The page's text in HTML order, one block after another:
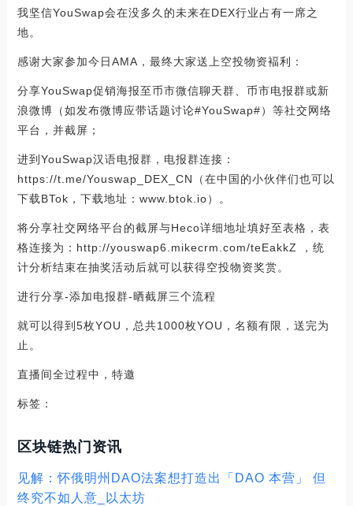
我坚信YouSwap会在没多久的未来在DEX行业占有一席之
地。
感谢大家参加今日AMA，最终大家送上空投物资褔利：
分享YouSwap促销海报至币市微信聊天群、币市电报群或新
浪微博（如发布微博应带话题讨论#YouSwap#）等社交网络
平台，并截屏；
进到YouSwap汉语电报群，电报群连接：
https://t.me/Youswap_DEX_CN（在中国的小伙伴们也可以
下载BTok，下载地址：www.btok.io）。
将分享社交网络平台的截屏与Heco详细地址填好至表格，表
格连接为：http://youswap6.mikecrm.com/teEakkZ ，统
计分析结束在抽奖活动后就可以获得空投物资奖赏。
进行分享-添加电报群-晒截屏三个流程
就可以得到5枚YOU，总共1000枚YOU，名额有限，送完为
止。
直播间全过程中，特邀
标签：
区块链热门资讯
见解：怀俄明州DAO法案想打造出「DAO 本营」 但
终究不如人意_以太坊